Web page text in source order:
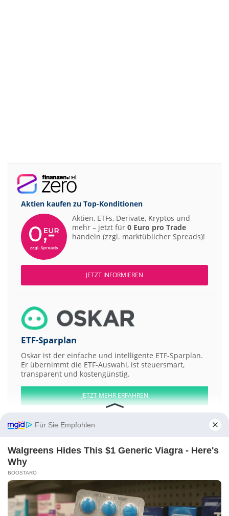
Aktien kaufen zu Top-Konditionen
Aktien, ETFs, Derivate, Kryptos und
mehr – jetzt für 0 Euro pro Trade
handeln (zzgl. marktüblicher Spreads)!
JETZT INFORMIEREN
ETF-Sparplan
Oskar ist der einfache und intelligente ETF-Sparplan.
Er übernimmt die ETF-Auswahl, ist steuersmart,
transparent und kostengünstig.
JETZT MEHR ERFAHREN
Aktien ATX DAX EuroStoxx 50 Dow Jones NASDAQ 100 Nikkei 225
PT Akasha Wira International MDK Acquisition
American Rebel
Holdings Upstart Investment a The Calmer
Für Sie Empfohlen
Walgreens Hides This $1 Generic Viagra - Here's
Why
BOOSTARO